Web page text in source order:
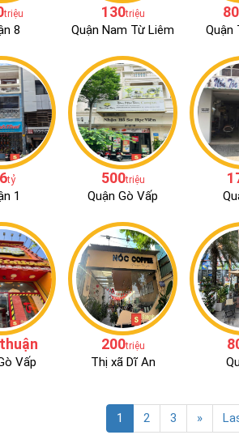
triệu
8
130triệu
Quận Nam Từ Liêm Quận
tỷ
1
500triệu
Quận Gò Vấp
Vấp
200triệu
Thị xã Dĩ An
1 2 3 »